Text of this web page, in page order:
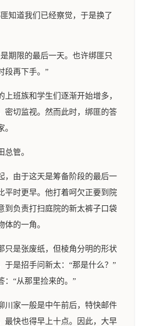
知道我们已经察觉，于是换了
期限的最后一天。也许绑匪只
段再下手。”
上班族和学生们逐渐开始增多，
密切监视。然而此时，绑匪的答
总管。
，由于这天是筹备阶段的最后一
平时更早。他打着呵欠正要到院
到负责打扫庭院的新太裤子口袋
体的一角。
只是张废纸，但棱角分明的形状
于是招手问新太：“那是什么？”
：“从那里捡来的。”
川家一般是中午前后，特快邮件
最快也得早上十点。因此，大早